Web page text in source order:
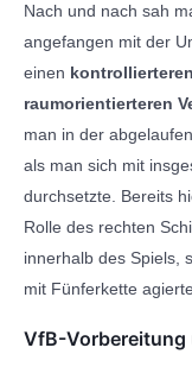
Nach und nach sah
angefangen mit der
einen
raumorientierteren
man in der
als man sich mit
durchsetzte. Bereits
Rolle des rechten
innerhalb des Spiels,
mit Fünferkette
VfB-